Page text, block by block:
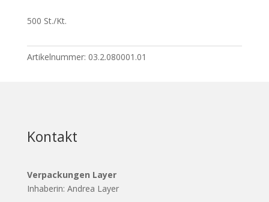
500 St./Kt.
Artikelnummer: 03.2.080001.01
Kontakt
Verpackungen Layer
Inhaberin: Andrea Layer